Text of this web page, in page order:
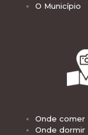
O Município
Onde comer
Onde dormir